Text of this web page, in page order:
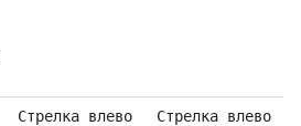
Стрелка влево Стрелка влево